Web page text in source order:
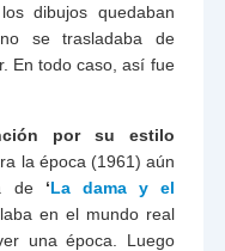
dibujos quedaban
se trasladaba de
En todo caso, así fue
por su estilo
la época (1961) aún
de ‘La dama y el
en el mundo real
una época. Luego